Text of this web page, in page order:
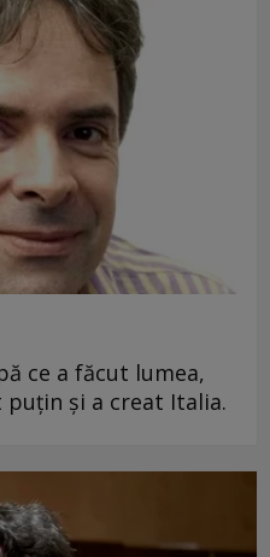
ce a făcut lumea,
puțin și a creat Italia.